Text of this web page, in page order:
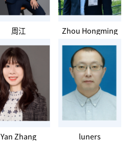
周江 Zhou Hongming
Yan Zhang luners